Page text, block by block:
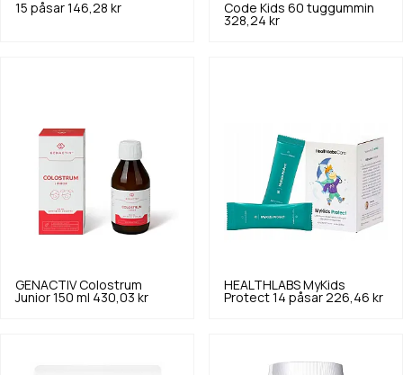
15 påsar 146,28 kr
Code Kids 60 tuggummin
328,24 kr
GENACTIV Colostrum
Junior 150 ml 430,03 kr
HEALTHLABS MyKids
Protect 14 påsar 226,46 kr